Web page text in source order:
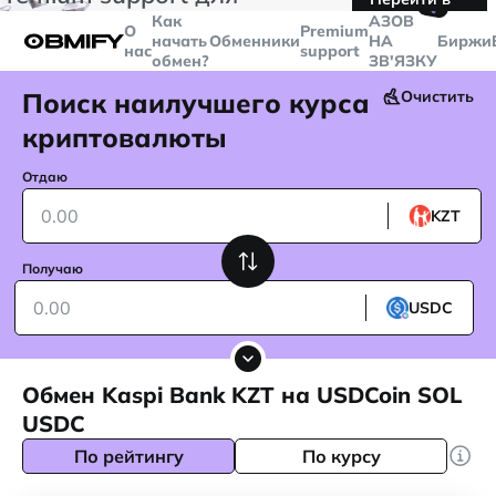
больше
$5000
Telegram
О
нас
Как
начать
обмен?
ОбменникиPremium
support
🤙
AЗОВ
НА
ЗВ'ЯЗКУ
Биржи
Поиск наилучшего курса
криптовалюты
Очистить
Отдаю
KZT
Получаю
USDC
Обмен Kaspi Bank KZT на USDCoin SOL
USDC
По рейтингу По курсу